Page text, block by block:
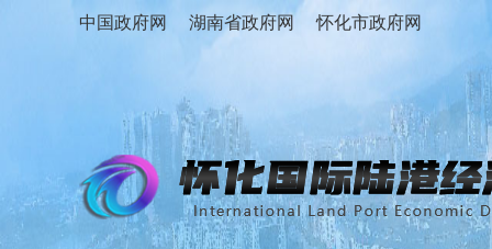
中国政府网 湖南省政府网 怀化市政府网